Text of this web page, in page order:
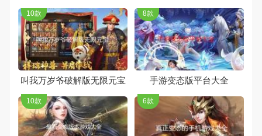
叫我万岁爷破解版无限元宝
10款
手游变态版平台大全
8款
10款 6款